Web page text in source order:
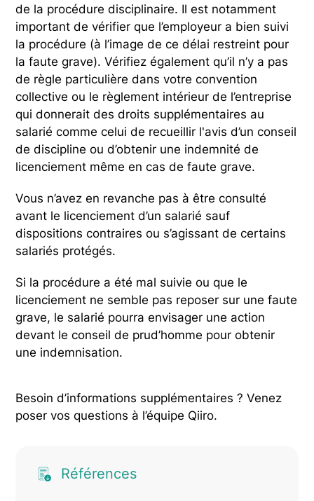
de la procédure disciplinaire. Il est notamment
important de vérifier que l’employeur a bien suivi
la procédure (à l’image de ce délai restreint pour
la faute grave). Vérifiez également qu’il n’y a pas
de règle particulière dans votre convention
collective ou le règlement intérieur de l’entreprise
qui donnerait des droits supplémentaires au
salarié comme celui de recueillir l'avis d’un conseil
de discipline ou d’obtenir une indemnité de
licenciement même en cas de faute grave.
Vous n’avez en revanche pas à être consulté
avant le licenciement d’un salarié sauf
dispositions contraires ou s’agissant de certains
salariés protégés.
Si la procédure a été mal suivie ou que le
licenciement ne semble pas reposer sur une faute
grave, le salarié pourra envisager une action
devant le conseil de prud’homme pour obtenir
une indemnisation.
Besoin d’informations supplémentaires ? Venez
poser vos questions à l’équipe Qiiro.
Références